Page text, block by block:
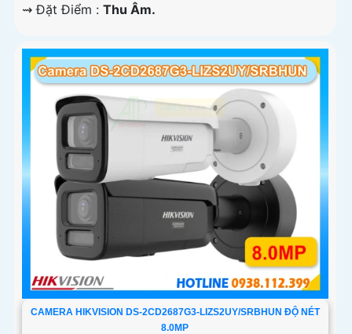
️⇝ Đặt Điểm : Thu Âm.
CAMERA HIKVISION DS-2CD2687G3-LIZS2UY/SRBHUN ĐỘ NÉT
8.0MP